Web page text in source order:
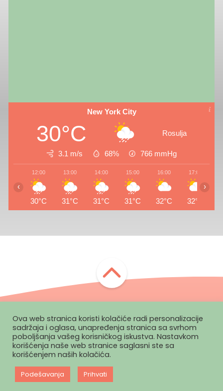
New York City
30°C Rosulja
3.1 m/s 68% 766 mmHg
12:00
30°C
13:00
31°C
14:00
31°C
15:00
31°C
16:00
32°C
17:00
32°C
‹ ›
Ova web stranica koristi kolačiće radi personalizacije
sadržaja i oglasa, unapređenja stranica sa svrhom
poboljšanja vašeg korisničkog iskustva. Nastavkom
korišćenja naše web stranice saglasni ste sa
korišćenjem naših kolačića.
Podešavanja Prihvati
Zapratite nas:
Marketing Impressum